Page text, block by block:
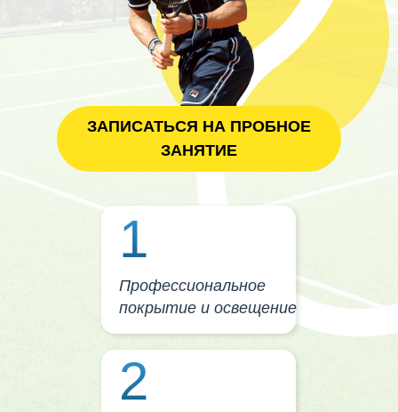
1
2
Профессиональное
покрытие и освещение
ЗАПИСАТЬСЯ НА ПРОБНОЕ
ЗАНЯТИЕ